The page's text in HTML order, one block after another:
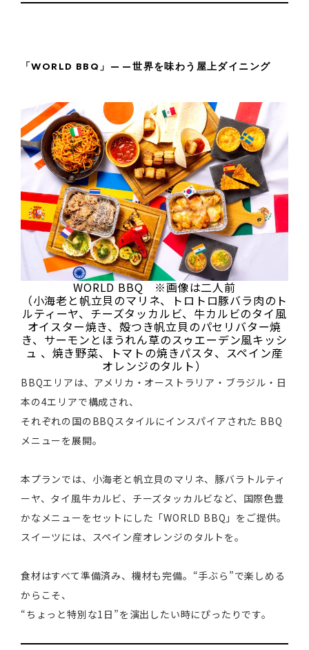
「WORLD BBQ」——世界を味わう屋上ダイニング
WORLD BBQ ※画像は二人前
（小海老と帆立貝のマリネ、トロトロ豚バラ肉のト
ルティーヤ、チーズタッカルビ、牛カルビのタイ風
オイスター焼き、殻つき帆立貝のパセリバター焼
き、サーモンとほうれん草のスゥエーデン風キッシ
ュ 、焼き野菜、トマトの焼きパスタ、スペイン産
オレンジのタルト）
BBQエリアは、アメリカ・オーストラリア・ブラジル・日
本の4エリアで構成され、
それぞれの国のBBQスタイルにインスパイアされた BBQ
メニューを展開。
本プランでは、小海老と帆立貝のマリネ、豚バラトルティ
ーヤ、タイ風牛カルビ、チーズタッカルビなど、国際色豊
かなメニューをセットにした「WORLD BBQ」をご提供。
スイーツには、スペイン産オレンジのタルトを。
食材はすべて準備済み、機材も完備。“手ぶら”で楽しめる
からこそ、
“ちょっと特別な1日”を演出したい時にぴったりです。